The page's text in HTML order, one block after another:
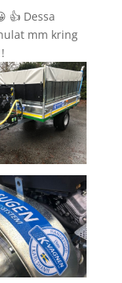
👍 Dessa
mm kring